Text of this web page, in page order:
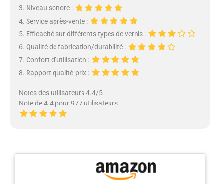
3. Niveau sonore :
4. Service après-vente :
5. Efficacité sur différents types de vernis :
6. Qualité de fabrication/durabilité :
7. Confort d’utilisation :
8. Rapport qualité-prix :
Notes des utilisateurs 4.4/5
Note de 4.4 pour 977 utilisateurs